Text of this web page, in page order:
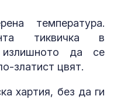
температура.
тиквичка в
излишното да се
златист цвят.
хартия, без да ги